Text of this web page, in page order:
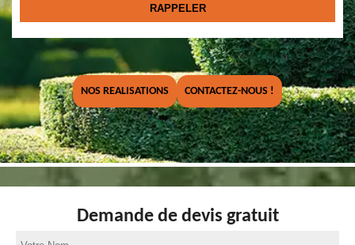
NOS REALISATIONS CONTACTEZ-NOUS !
Demande de devis gratuit